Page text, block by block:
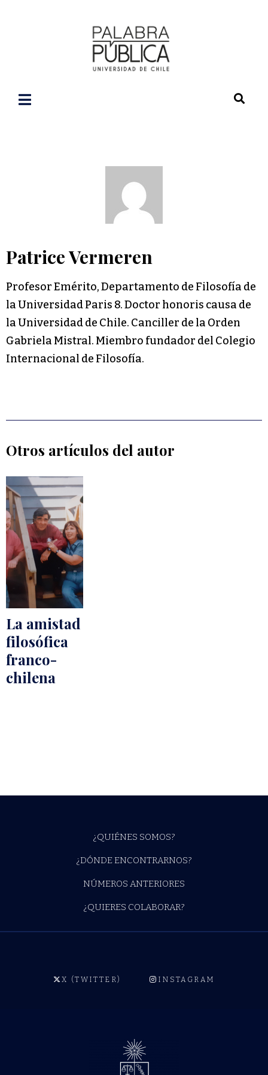
Patrice Vermeren
Profesor Emérito, Departamento de Filosofía de
la Universidad Paris 8. Doctor honoris causa de
la Universidad de Chile. Canciller de la Orden
Gabriela Mistral. Miembro fundador del Colegio
Internacional de Filosofía.
Otros artículos del autor
La amistad
filosófica
franco-
chilena
¿QUIÉNES SOMOS?
¿DÓNDE ENCONTRARNOS?
NÚMEROS ANTERIORES
¿QUIERES COLABORAR?
X (TWITTER) INSTAGRAM